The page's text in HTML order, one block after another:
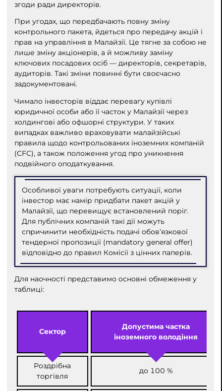
згоди ради директорів.
При угодах, що передбачають повну зміну
контрольного пакета, йдеться про передачу акцій і
прав на управління в Малайзії. Це тягне за собою не
лише зміну акціонерів, а й можливу заміну
ключових посадових осіб — директорів, секретарів,
аудиторів. Такі зміни повинні бути своєчасно
задокументовані.
Чимало інвесторів віддає перевагу купівлі
юридичної особи або її часток у Малайзії через
холдингові або офшорні структури. У таких
випадках важливо враховувати малайзійські
правила щодо контрольованих іноземних компаній
(CFC), а також положення угод про уникнення
подвійного оподаткування.
Особливої уваги потребують ситуації, коли
інвестор має намір придбати пакет акцій у
Малайзії, що перевищує встановлений поріг.
Для публічних компаній такі дії можуть
спричинити необхідність подачі обов’язкової
тендерної пропозиції (mandatory general offer)
відповідно до правил Комісії з цінних паперів.
Для наочності представимо основні обмеження у
таблиці:
Сектор
Допустима частка
іноземного володіння
Роздрібна
торгівля
до 100 %